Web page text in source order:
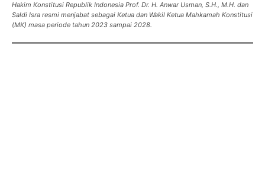
Hakim Konstitusi Republik Indonesia Prof. Dr. H. Anwar Usman, S.H., M.H. dan
Saldi Isra resmi menjabat sebagai Ketua dan Wakil Ketua Mahkamah Konstitusi
(MK) masa periode tahun 2023 sampai 2028.